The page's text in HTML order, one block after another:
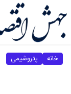
خانه پتروشیمی